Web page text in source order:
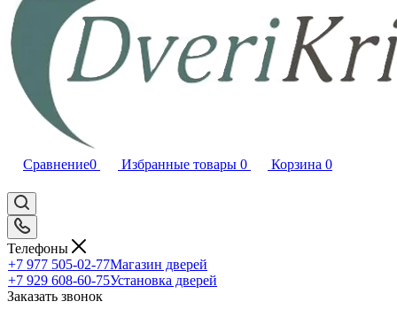
Сравнение0 Избранные товары 0 Корзина 0
Телефоны
+7 977 505-02-77Магазин дверей
+7 929 608-60-75Установка дверей
Заказать звонок